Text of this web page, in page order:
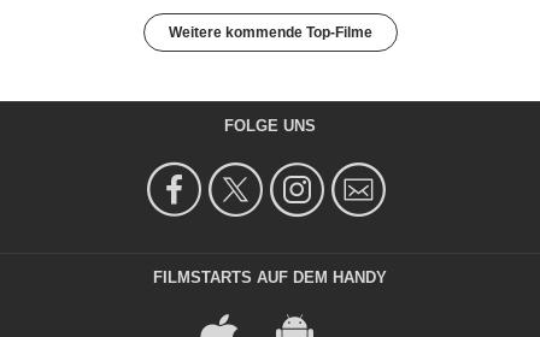
Weitere kommende Top-Filme
FOLGE UNS
FILMSTARTS AUF DEM HANDY